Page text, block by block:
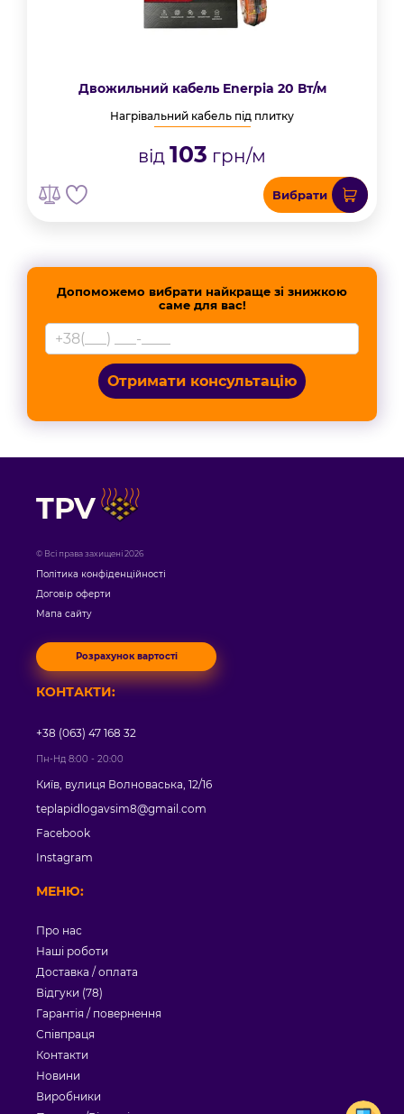
Двожильний кабель Enerpia 20 Вт/м
Нагрівальний кабель під плитку
від 103 грн/м
Вибрати
Допоможемо вибрати найкраще зі знижкою
саме для вас!
Отримати консультацію
TPV
© Всі права захищені 2026
Політика конфіденційності
Договір оферти
Мапа сайту
Розрахунок вартості
МЕНЮ:
Про нас
Наші роботи
Доставка / оплата
Відгуки (78)
Гарантія / повернення
Співпраця
Контакти
Новини
Виробники
КОНТАКТИ:
+38 (063) 47 168 32
Пн-Нд 8:00 - 20:00
Київ, вулиця Волноваська, 12/16
teplapidlogavsim8@gmail.com
Facebook
Instagram